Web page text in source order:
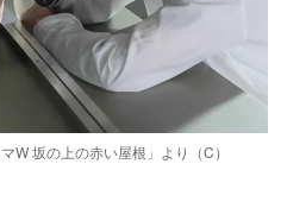
W 坂の上の赤い屋根」より（C）